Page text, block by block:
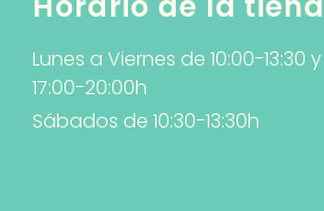
Lunes a Viernes de 10:00-13:30
17:00-20:00h
Sábados de 10:30-13:30h